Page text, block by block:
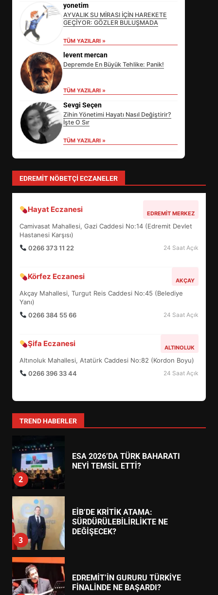
yonetim
AYVALIK SU MİRASI İÇİN HAREKETE
GEÇİYOR: GÖZLER BULUŞMADA
TÜM YAZILARI »
levent mercan
Depremde En Büyük Tehlike: Panik!
TÜM YAZILARI »
Sevgi Seçen
Zihin Yönetimi Hayatı Nasıl Değiştirir?
İşte O Sır
TÜM YAZILARI »
EDREMIT NÖBETÇI ECZANELER
Hayat Eczanesi EDREMIT MERKEZ
Camivasat Mahallesi, Gazi Caddesi No:14 (Edremit Devlet
Hastanesi Karşısı)
0266 373 11 22
24 Saat Açık
Körfez Eczanesi AKÇAY
Akçay Mahallesi, Turgut Reis Caddesi No:45 (Belediye
Yanı)
0266 384 55 66
24 Saat Açık
Şifa Eczanesi ALTINOLUK
Altınoluk Mahallesi, Atatürk Caddesi No:82 (Kordon Boyu)
0266 396 33 44
24 Saat Açık
TREND HABERLER
3
EİB’DE KRİTİK ATAMA:
SÜRDÜRÜLEBİLİRLİKTE NE
DEĞİŞECEK?
4
5
BALIKESİR MÜZELERİNDE SÜRE
UZATILDI: NE DEĞİŞTİ?
6
TURNUVASI KAYITLARI NEYİ
DEĞİŞTİRİYOR?
7
YENİ YÖNETİM NASIL
ŞEKİLLENDİ?
1
HAREKETE GEÇİYOR: GÖZLER
2
ESA 2026’DA TÜRK BAHARATI
NEYİ TEMSİL ETTİ?
3
EİB’DE KRİTİK ATAMA:
SÜRDÜRÜLEBİLİRLİKTE NE
DEĞİŞECEK?
EDREMİT’İN GURURU TÜRKİYE
FİNALİNDE NE BAŞARDI?